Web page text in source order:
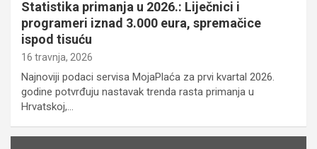
Statistika primanja u 2026.: Liječnici i
programeri iznad 3.000 eura, spremačice
ispod tisuću
16 travnja, 2026
Najnoviji podaci servisa MojaPlaća za prvi kvartal 2026.
godine potvrđuju nastavak trenda rasta primanja u
Hrvatskoj,…